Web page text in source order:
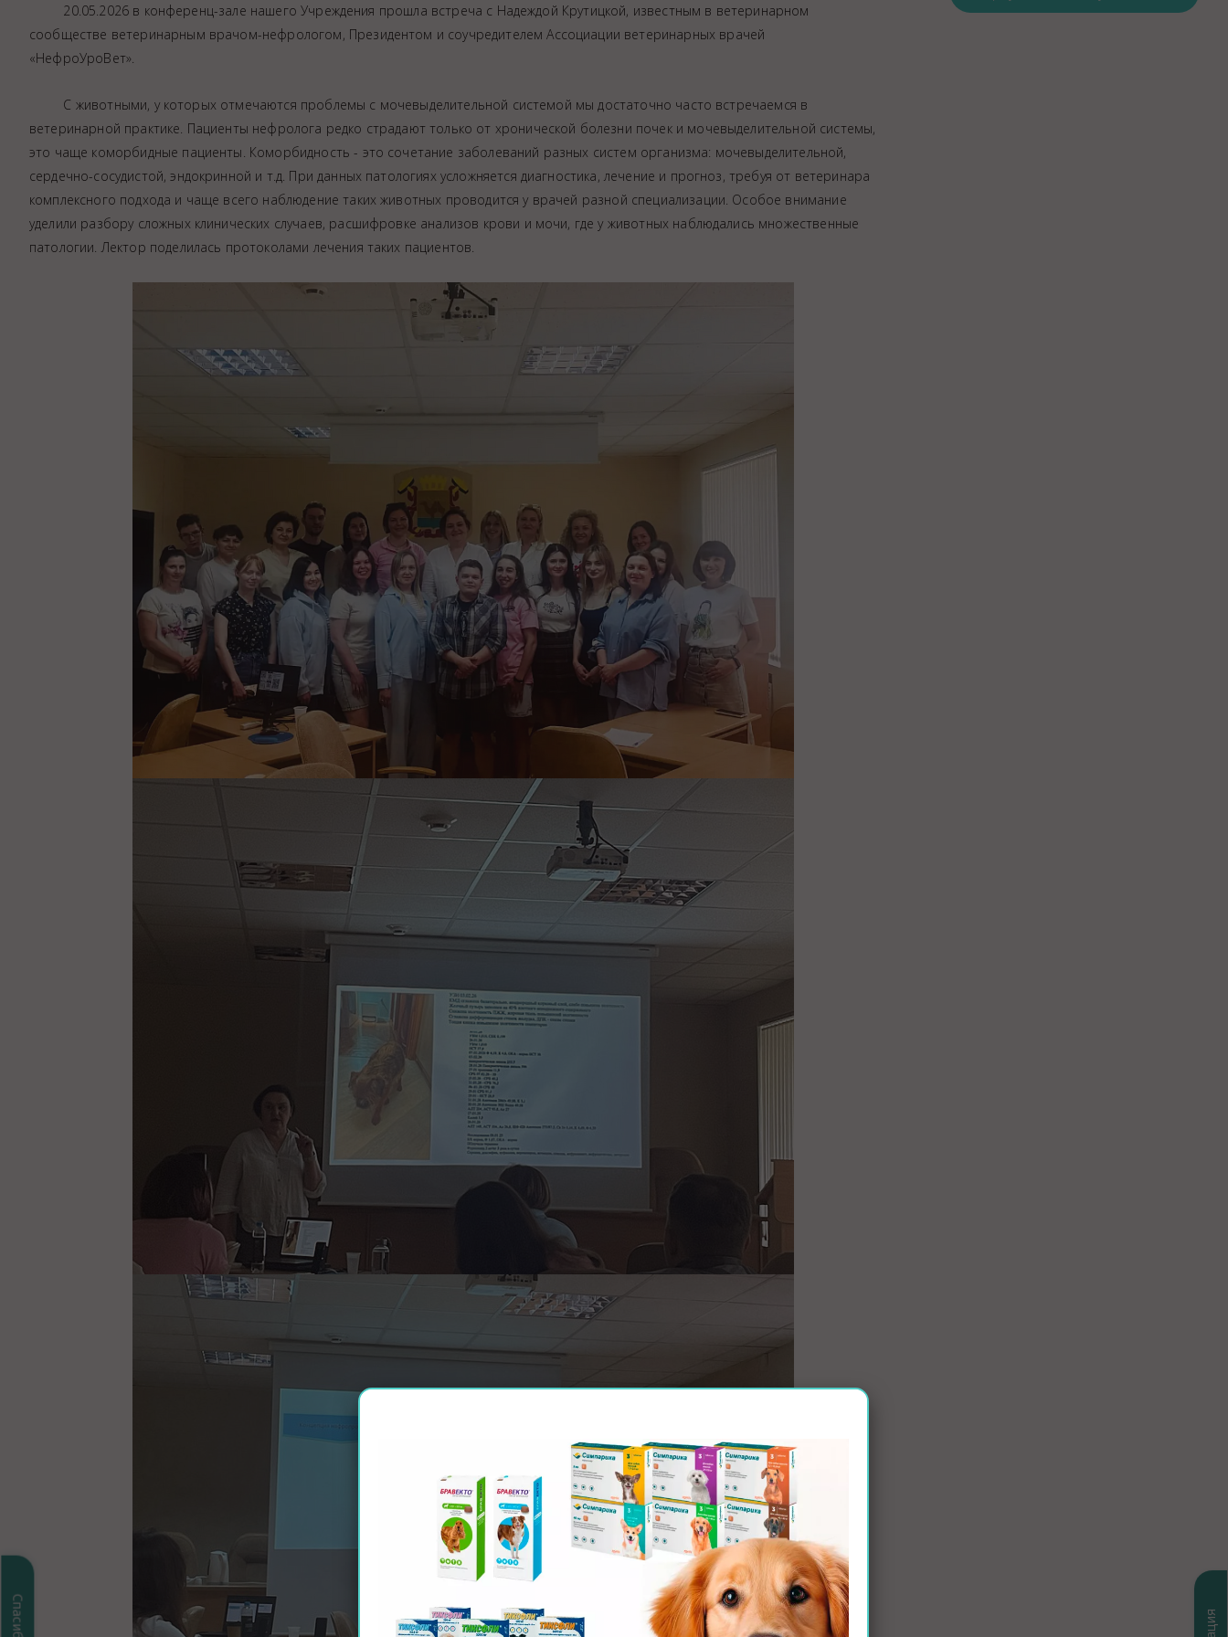
Аптека
Видеоэндоскопия
Терапевтическое отделение
Физиотерапия
Хирургическое отделение
ЭКГ
Чипирование - электронная идентификация животных
Помощь при укусе клеща
Закупки
20.05.2026 в конференц-зале нашего Учреждения прошла встреча с Надеждой Крутицкой, известным в ветеринарном
сообществе ветеринарным врачом-нефрологом, Президентом и соучредителем Ассоциации ветеринарных врачей
«НефроУроВет».
С животными, у которых отмечаются проблемы с мочевыделительной системой мы достаточно часто встречаемся в
ветеринарной практике. Пациенты нефролога редко страдают только от хронической болезни почек и мочевыделительной системы,
это чаще коморбидные пациенты. Коморбидность - это сочетание заболеваний разных систем организма: мочевыделительной,
сердечно-сосудистой, эндокринной и т.д. При данных патологиях усложняется диагностика, лечение и прогноз, требуя от ветеринара
комплексного подхода и чаще всего наблюдение таких животных проводится у врачей разной специализации. Особое внимание
уделили разбору сложных клинических случаев, расшифровке анализов крови и мочи, где у животных наблюдались множественные
патологии. Лектор поделилась протоколами лечения таких пациентов.